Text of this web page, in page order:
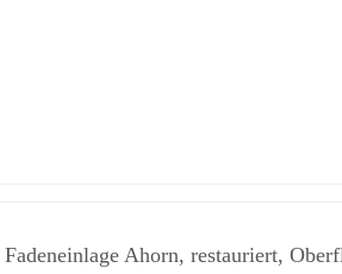
Ahorn, restauriert,